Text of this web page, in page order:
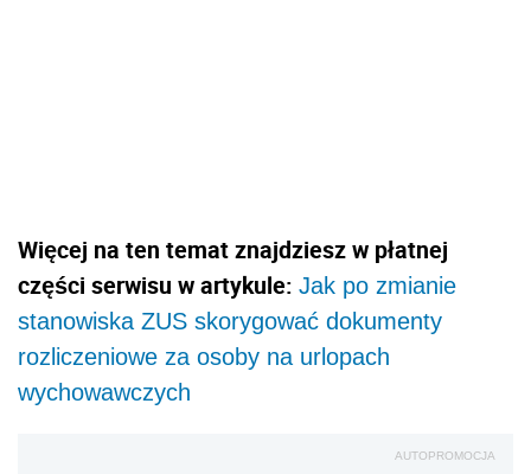
Więcej na ten temat znajdziesz w płatnej
części serwisu w artykule: Jak po zmianie
stanowiska ZUS skorygować dokumenty
rozliczeniowe za osoby na urlopach
wychowawczych
AUTOPROMOCJA